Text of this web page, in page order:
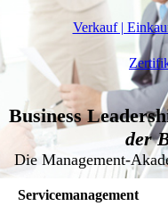
Verkauf |
Business
der
Die Management-
Servicemanagement